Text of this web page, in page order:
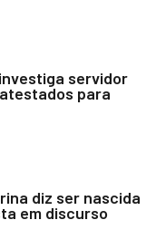
servidor
para
diz ser nascida
em discurso